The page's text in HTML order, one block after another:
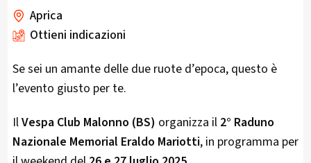
Aprica
Ottieni indicazioni
Se sei un amante delle due ruote d’epoca, questo è
l’evento giusto per te.
IlVespa Club Malonno (BS) organizza il 2° Raduno
Nazionale Memorial Eraldo Mariotti, in programma per